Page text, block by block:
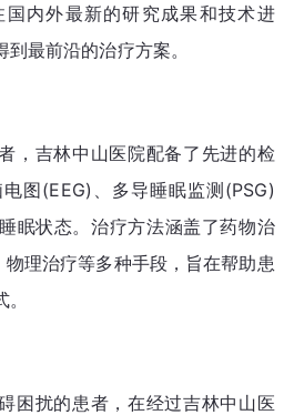
内外最新的研究成果和技术进
最前沿的治疗方案。
，吉林中山医院配备了先进的检
图(EEG)、多导睡眠监测(PSG)
眠状态。治疗方法涵盖了药物治
理治疗等多种手段，旨在帮助患
困扰的患者，在经过吉林中山医